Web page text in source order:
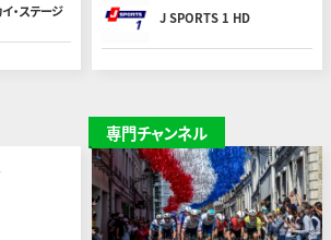
・ステージ J SPORTS 1 HD
専門チャンネル